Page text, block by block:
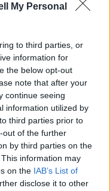
My Personal
to third parties, or
information for
the below opt-out
note that after your
continue seeing
information utilized by
third parties prior to
out of the further
by third parties on the
information may
on the IAB’s List of
disclose it to other
y las acciones
presentes en todo lo
ello, tienen un gran
La mini-
todos los detalles
se complementan
de cada uno de los
útil para analizar la